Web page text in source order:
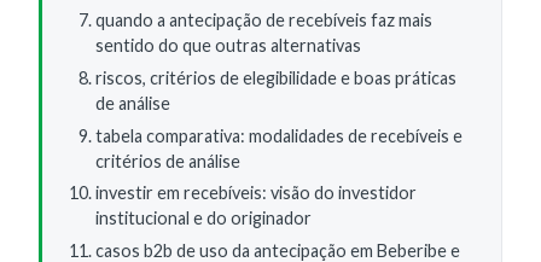
quando a antecipação de recebíveis faz mais
sentido do que outras alternativas
riscos, critérios de elegibilidade e boas práticas
de análise
tabela comparativa: modalidades de recebíveis e
critérios de análise
investir em recebíveis: visão do investidor
institucional e do originador
casos b2b de uso da antecipação em Beberibe e